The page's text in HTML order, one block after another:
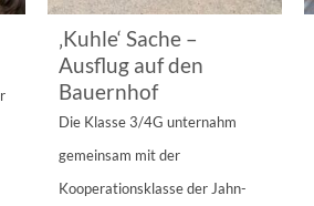
‚Kuhle‘ Sache –
Ausflug auf den
Bauernhof
Die Klasse 3/4G unternahm
gemeinsam mit der
Kooperationsklasse der Jahn-